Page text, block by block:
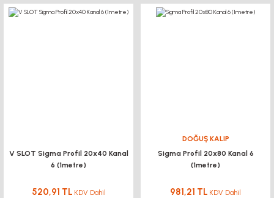
V SLOT Sigma Profil 20x40 Kanal
6 (1metre)
520,91 TL KDV Dahil
DOĞUŞ KALIP
Sigma Profil 20x80 Kanal 6
(1metre)
981,21 TL KDV Dahil